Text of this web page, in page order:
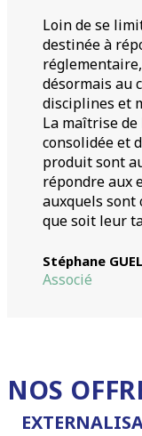
Loin de se
destinée à
désormais au
disciplines et
La maîtrise
consolidée et
produit sont
répondre aux
auxquels sont
que soit leur
Stéphane
Associé
NOS